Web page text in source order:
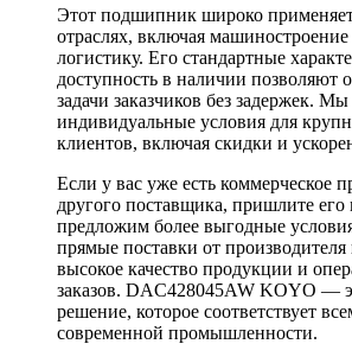
Этот подшипник широко
отраслях, включая
логистику. Его стандартные
доступность в наличии позволяют
задачи заказчиков без задержек.
индивидуальные условия для
клиентов, включая скидки и
Если у вас уже есть коммерческое
другого поставщика, пришлите
предложим более выгодные
прямые поставки от
высокое качество продукции и
заказов. DAC428045AW KOYO —
решение, которое соответствует
современной промышленности.